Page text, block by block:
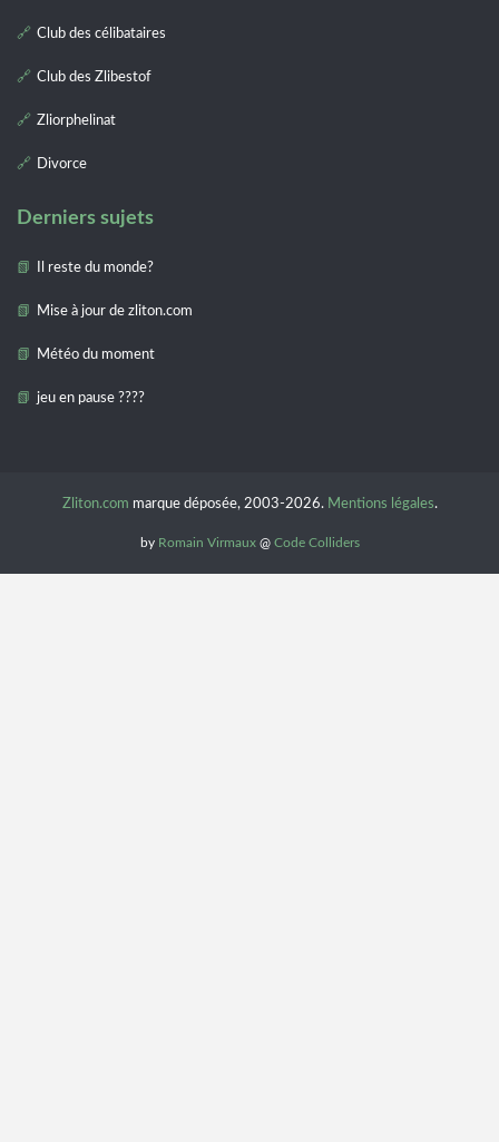
Club des célibataires
Club des Zlibestof
Zliorphelinat
Divorce
Derniers sujets
Il reste du monde?
Mise à jour de zliton.com
Météo du moment
jeu en pause ????
Zliton.com marque déposée, 2003-2026. Mentions légales.
by Romain Virmaux@ Code Colliders